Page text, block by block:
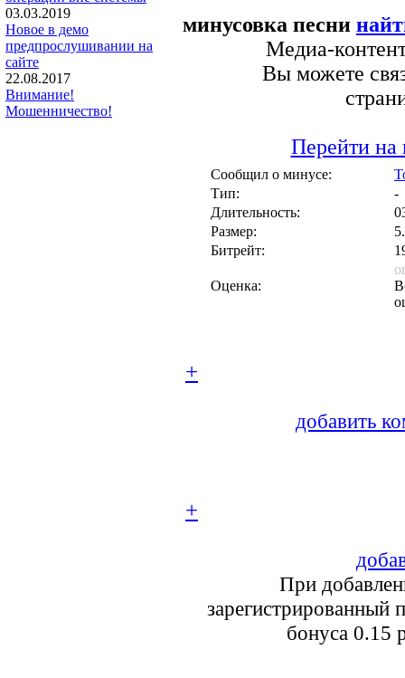
03.03.2019
Новое в демо
предпрослушивании на
сайте
22.08.2017
Внимание!
Мошенничество!
минусовка песни
Медиа-
Вы можете
Перейти на
Сообщил о минусе:
Тип:
-
Длительность:
Размер:
Битрейт:
Оценка:
+
добавить
+
При
зарегистрированный
бонуса 0.15